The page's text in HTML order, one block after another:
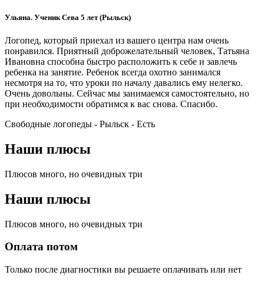
Ульяна. Ученик Сева 5 лет (Рыльск)
Логопед, который приехал из вашего центра нам очень
понравился. Приятный доброжелательный человек, Татьяна
Ивановна способна быстро расположить к себе и завлечь
ребенка на занятие. Ребенок всегда охотно занимался
несмотря на то, что уроки по началу давались ему нелегко.
Очень довольны. Сейчас мы занимаемся самостоятельно, но
при необходимости обратимся к вас снова. Спасибо.
Свободные логопеды - Рыльск - Есть
Наши плюсы
Плюсов много, но очевидных три
Наши плюсы
Плюсов много, но очевидных три
Оплата потом
Только после диагностики вы решаете оплачивать или нет